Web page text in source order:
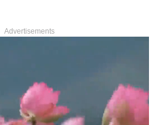
Advertisements